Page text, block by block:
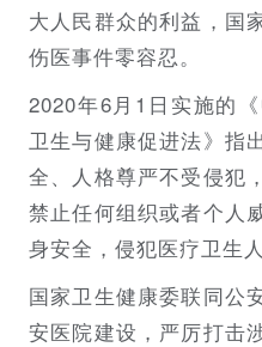
大人民群众的利益，国
伤医事件零容忍。
2020年6月1日实施的
卫生与健康促进法》指
全、人格尊严不受侵犯
禁止任何组织或者个人
身安全，侵犯医疗卫生
国家卫生健康委联同公
安医院建设，严厉打击